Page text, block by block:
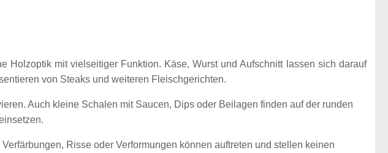
mit vielseitiger Funktion. Käse, Wurst und Aufschnitt lassen sich darauf
von Steaks und weiteren Fleischgerichten.
Auch kleine Schalen mit Saucen, Dips oder Beilagen finden auf der runden
Risse oder Verformungen können auftreten und stellen keinen